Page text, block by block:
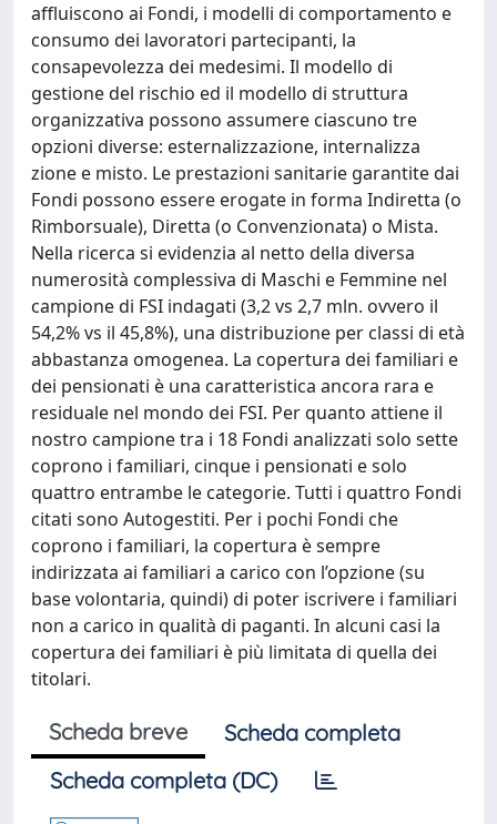
affluiscono ai Fondi, i modelli di comportamento e
consumo dei lavoratori partecipanti, la
consapevolezza dei medesimi. Il modello di
gestione del rischio ed il modello di struttura
organizzativa possono assumere ciascuno tre
opzioni diverse: esternalizzazione, internalizza
zione e misto. Le prestazioni sanitarie garantite dai
Fondi possono essere erogate in forma Indiretta (o
Rimborsuale), Diretta (o Convenzionata) o Mista.
Nella ricerca si evidenzia al netto della diversa
numerosità complessiva di Maschi e Femmine nel
campione di FSI indagati (3,2 vs 2,7 mln. ovvero il
54,2% vs il 45,8%), una distribuzione per classi di età
abbastanza omogenea. La copertura dei familiari e
dei pensionati è una caratteristica ancora rara e
residuale nel mondo dei FSI. Per quanto attiene il
nostro campione tra i 18 Fondi analizzati solo sette
coprono i familiari, cinque i pensionati e solo
quattro entrambe le categorie. Tutti i quattro Fondi
citati sono Autogestiti. Per i pochi Fondi che
coprono i familiari, la copertura è sempre
indirizzata ai familiari a carico con l’opzione (su
base volontaria, quindi) di poter iscrivere i familiari
non a carico in qualità di paganti. In alcuni casi la
copertura dei familiari è più limitata di quella dei
titolari.
Scheda breve
Scheda completa
Scheda completa (DC)